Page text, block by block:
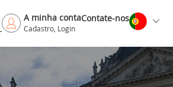
A minha conta
Cadastro, Login
Contate-nos